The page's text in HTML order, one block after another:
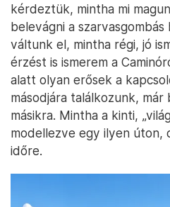
kérdeztük, mintha mi
belevágni a szarvasgombás
váltunk el, mintha régi, jó
érzést is ismerem a
alatt olyan erősek a
másodjára találkozunk,
másikra. Mintha a kinti,
modellezve egy ilyen úton,
időre.